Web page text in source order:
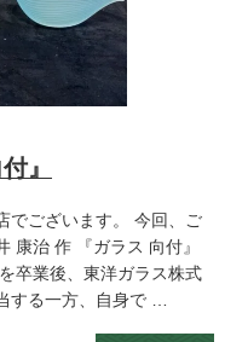
』
でございます。 今回、ご
康治 作 『ガラス 向付』
卒業後、東洋ガラス株式
する一方、自身で …